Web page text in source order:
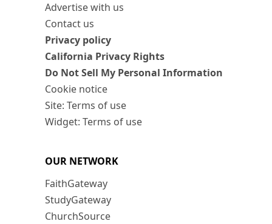
Advertise with us
Contact us
Privacy policy
California Privacy Rights
Do Not Sell My Personal Information
Cookie notice
Site: Terms of use
Widget: Terms of use
OUR NETWORK
FaithGateway
StudyGateway
ChurchSource